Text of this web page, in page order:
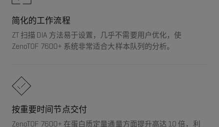
简化的工作流程
ZT 扫描 DIA 方法易于设置，几乎不需要用户优化，使
ZenoTOF 7600+ 系统非常适合大样本队列的分析。
按重要时间节点交付
ZenoTOF 7600+ 在蛋白质定量通量方面提升高达 10 倍，利